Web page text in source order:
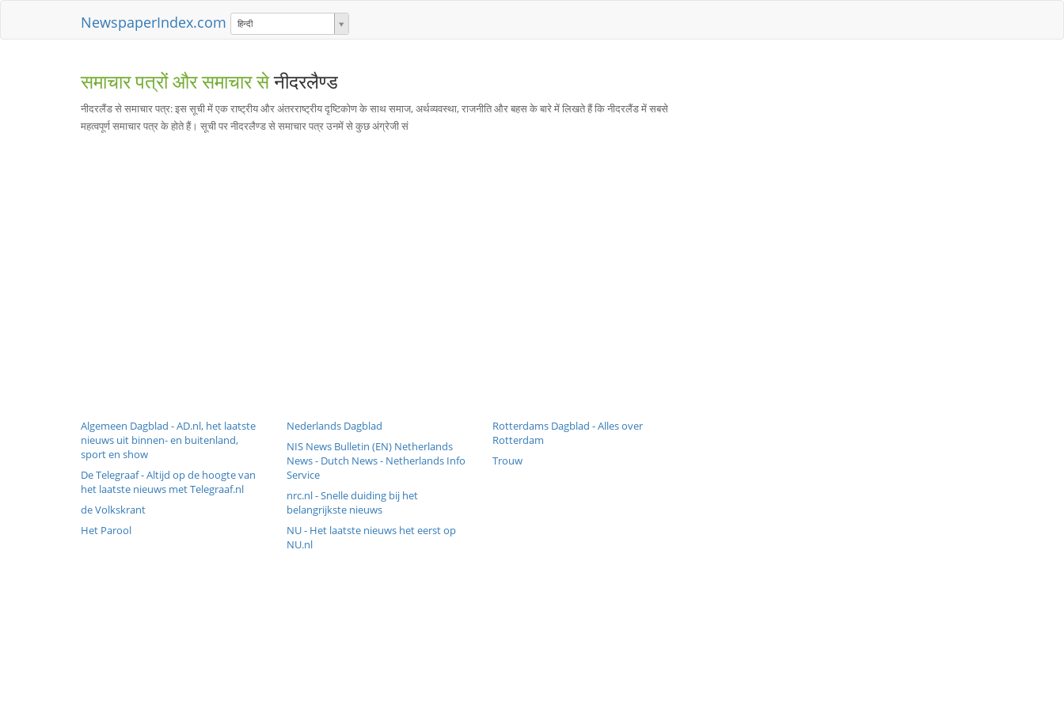
NewspaperIndex.com हिन्दी
समाचार पत्रों और समाचार सेनीदरलैण्ड
नीदरलैंड से समाचार पत्र: इस सूची में एक राष्ट्रीय और अंतरराष्ट्रीय दृष्टिकोण के साथ समाज, अर्थव्यवस्था, राजनीति और बहस के बारे में लिखते हैं कि नीदरलैंड में सबसे
महत्वपूर्ण समाचार पत्र के होते हैं। सूची पर नीदरलैण्ड से समाचार पत्र उनमें से कुछ अंग्रेजी सं
Algemeen Dagblad - AD.nl, het laatste
nieuws uit binnen- en buitenland,
sport en show
De Telegraaf - Altijd op de hoogte van
het laatste nieuws met Telegraaf.nl
de Volkskrant
Het Parool
Nederlands Dagblad
NIS News Bulletin (EN) Netherlands
News - Dutch News - Netherlands Info
Service
nrc.nl - Snelle duiding bij het
belangrijkste nieuws
NU - Het laatste nieuws het eerst op
NU.nl
Rotterdams Dagblad - Alles over
Rotterdam
Trouw